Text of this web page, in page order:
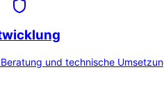
und technische